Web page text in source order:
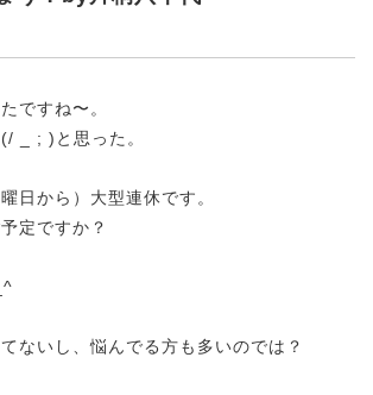
ですね〜。
_ ; )と思った。
日から）大型連休です。
定ですか？
ないし、悩んでる方も多いのでは？